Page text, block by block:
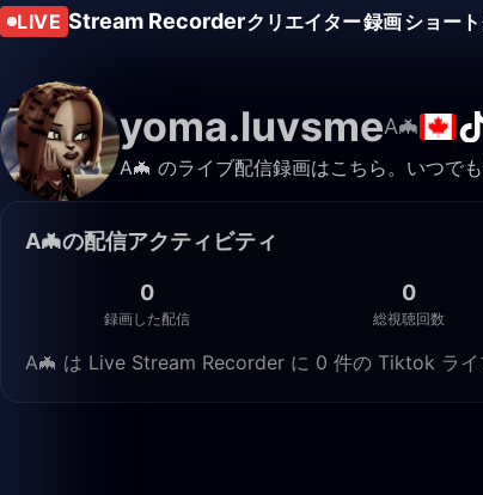
LIVE Stream Recorderクリエイター録画ショー
yoma.luvsmeA🦇
A🦇 のライブ配信録画はこちら。いつで
A🦇の配信アクティビティ
0
録画した配信
0
総視聴回数
A🦇 は Live Stream Recorder に 0 件の Tiktok ライ